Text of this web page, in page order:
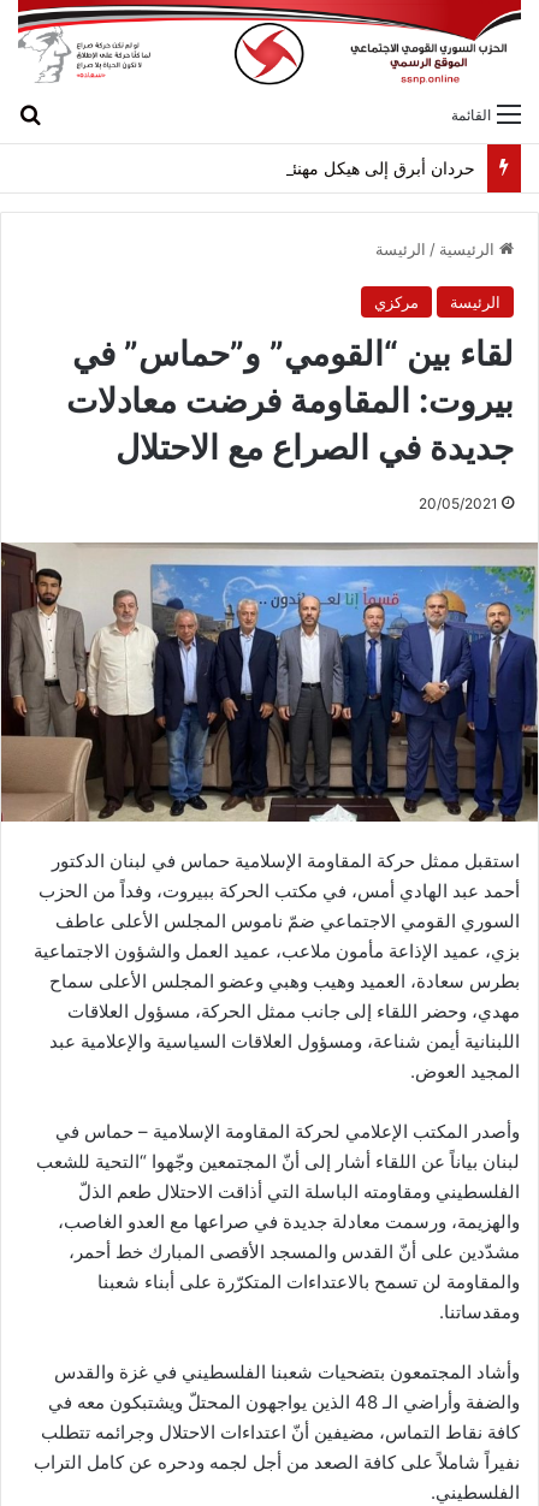
القائمة
حردان أبرق إلى هيكل مهنئاً بمناسبة عيد الجيش
الرئيسية / الرئيسة
الرئيسة مركزي
لقاء بين “القومي” و”حماس” في
بيروت: المقاومة فرضت معادلات
جديدة في الصراع مع الاحتلال
20/05/2021
استقبل ممثل حركة المقاومة الإسلامية حماس في لبنان الدكتور
أحمد عبد الهادي أمس، في مكتب الحركة ببيروت، وفداً من الحزب
السوري القومي الاجتماعي ضمّ ناموس المجلس الأعلى عاطف
بزي، عميد الإذاعة مأمون ملاعب، عميد العمل والشؤون الاجتماعية
بطرس سعادة، العميد وهيب وهبي وعضو المجلس الأعلى سماح
مهدي، وحضر اللقاء إلى جانب ممثل الحركة، مسؤول العلاقات
اللبنانية أيمن شناعة، ومسؤول العلاقات السياسية والإعلامية عبد
المجيد العوض.
وأصدر المكتب الإعلامي لحركة المقاومة الإسلامية – حماس في
لبنان بياناً عن اللقاء أشار إلى أنّ المجتمعين وجّهوا “التحية للشعب
الفلسطيني ومقاومته الباسلة التي أذاقت الاحتلال طعم الذلّ
والهزيمة، ورسمت معادلة جديدة في صراعها مع العدو الغاصب،
مشدّدين على أنّ القدس والمسجد الأقصى المبارك خط أحمر،
والمقاومة لن تسمح بالاعتداءات المتكرّرة على أبناء شعبنا
ومقدساتنا.
وأشاد المجتمعون بتضحيات شعبنا الفلسطيني في غزة والقدس
والضفة وأراضي الـ 48 الذين يواجهون المحتلّ ويشتبكون معه في
كافة نقاط التماس، مضيفين أنّ اعتداءات الاحتلال وجرائمه تتطلب
نفيراً شاملاً على كافة الصعد من أجل لجمه ودحره عن كامل التراب
الفلسطيني.